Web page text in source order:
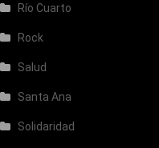
Río Cuarto
Rock
Salud
Santa Ana
Solidaridad